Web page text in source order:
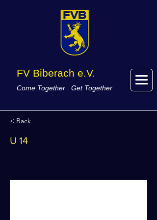
FV Biberach e.V.
Come Together . Get Together
< Back
U 14